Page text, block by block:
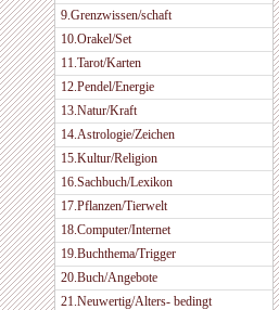
9.Grenzwissen/schaft
10.Orakel/Set
11.Tarot/Karten
12.Pendel/Energie
13.Natur/Kraft
14.Astrologie/Zeichen
15.Kultur/Religion
16.Sachbuch/Lexikon
17.Pflanzen/Tierwelt
18.Computer/Internet
19.Buchthema/Trigger
20.Buch/Angebote
21.Neuwertig/Alters- bedingt